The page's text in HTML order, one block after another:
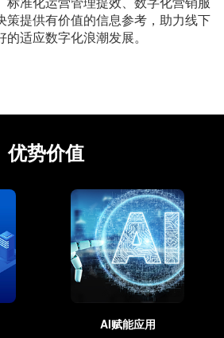
策提供有价值的信息参考，助力线下
适应数字化浪潮发展。
优势价值
AI赋能应用